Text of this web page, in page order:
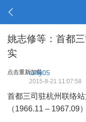
姚志修等：首都
实
点击重新加载
tuffy05
2015-8-21 11:07:58
首都三司驻杭州联络
（1966.11 – 1967.09）